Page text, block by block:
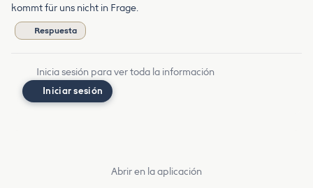
kommt für uns nicht in Frage.
Respuesta
Inicia sesión para ver toda la información
Iniciar sesión
Abrir en la aplicación